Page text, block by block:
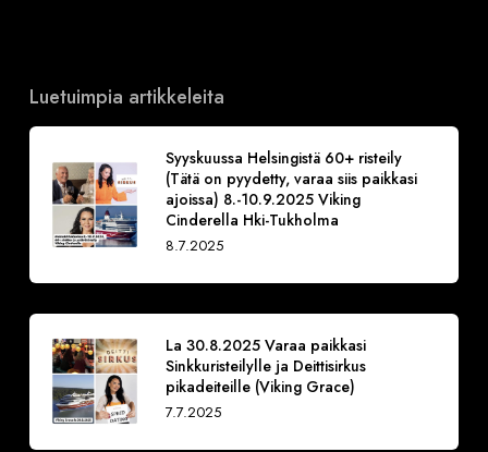
Luetuimpia artikkeleita
Syyskuussa Helsingistä 60+ risteily
(Tätä on pyydetty, varaa siis paikkasi
ajoissa) 8.-10.9.2025 Viking
Cinderella Hki-Tukholma
8.7.2025
La 30.8.2025 Varaa paikkasi
Sinkkuristeilylle ja Deittisirkus
pikadeiteille (Viking Grace)
7.7.2025